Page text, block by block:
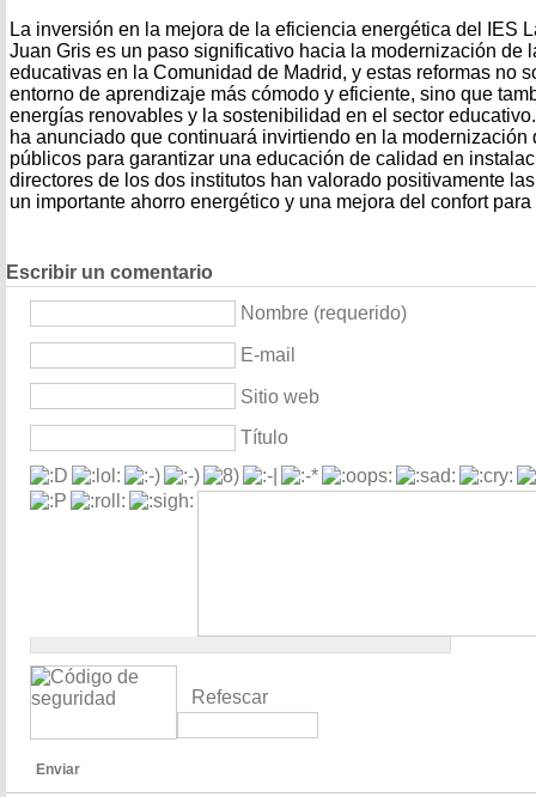
La inversión en la mejora de la eficiencia energética del IES
Juan Gris es un paso significativo hacia la modernización de
educativas en la Comunidad de Madrid, y estas reformas no
entorno de aprendizaje más cómodo y eficiente, sino que
energías renovables y la sostenibilidad en el sector
ha anunciado que continuará invirtiendo en la modernización
públicos para garantizar una educación de calidad en
directores de los dos institutos han valorado positivamente
un importante ahorro energético y una mejora del confort
Escribir un comentario
Nombre (requerido)
E-mail
Sitio web
Título
Refescar
Enviar